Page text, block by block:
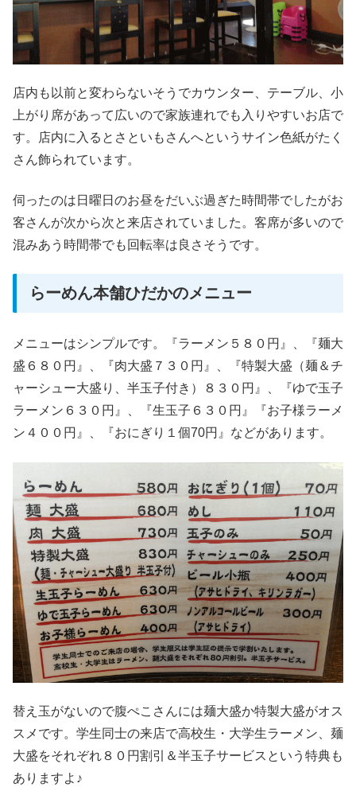
店内も以前と変わらないそうでカウンター、テーブル、小
上がり席があって広いので家族連れでも入りやすいお店で
す。店内に入るとさといもさんへというサイン色紙がたく
さん飾られています。
伺ったのは日曜日のお昼をだいぶ過ぎた時間帯でしたがお
客さんが次から次と来店されていました。客席が多いので
混みあう時間帯でも回転率は良さそうです。
らーめん本舗ひだかのメニュー
メニューはシンプルです。『ラーメン５８０円』、『麺大
盛６８０円』、『肉大盛７３０円』、『特製大盛（麺＆チ
ャーシュー大盛り、半玉子付き）８３０円』、『ゆで玉子
ラーメン６３０円』、『生玉子６３０円』『お子様ラーメ
ン４００円』、『おにぎり１個70円』などがあります。
替え玉がないので腹ぺこさんには麺大盛か特製大盛がオス
スメです。学生同士の来店で高校生・大学生ラーメン、麺
大盛をそれぞれ８０円割引＆半玉子サービスという特典も
ありますよ♪